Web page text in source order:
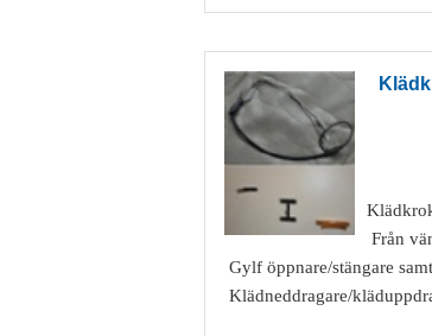
Från
Gylf öppnare/stängare
Klädneddragare/